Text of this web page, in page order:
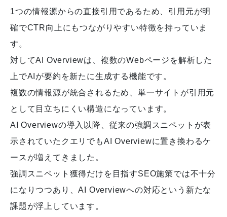
1つの情報源からの直接引用であるため、引用元が明
確でCTR向上にもつながりやすい特徴を持っていま
す。
対してAI Overviewは、複数のWebページを解析した
上でAIが要約を新たに生成する機能です。
複数の情報源が統合されるため、単一サイトが引用元
として目立ちにくい構造になっています。
AI Overviewの導入以降、従来の強調スニペットが表
示されていたクエリでもAI Overviewに置き換わるケ
ースが増えてきました。
強調スニペット獲得だけを目指すSEO施策では不十分
になりつつあり、AI Overviewへの対応という新たな
課題が浮上しています。